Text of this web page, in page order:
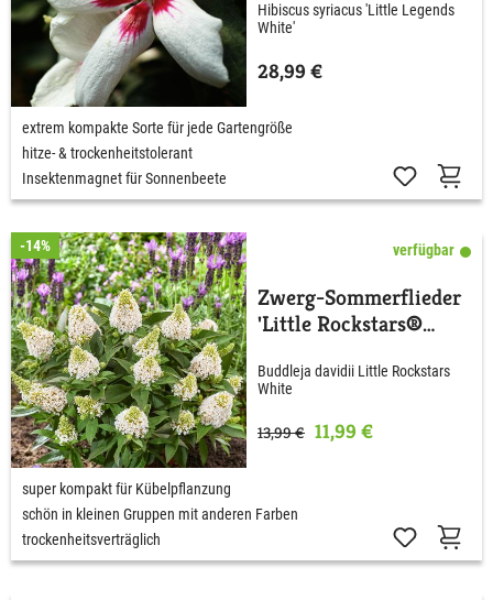
Hibiscus syriacus 'Little Legends
White'
28,99 €
extrem kompakte Sorte für jede Gartengröße
hitze- & trockenheitstolerant
Insektenmagnet für Sonnenbeete
-14% verfügbar
Zwerg-Sommerflieder
'Little Rockstars®
Buddleja davidii Little Rockstars
White
13,99 € 11,99 €
super kompakt für Kübelpflanzung
schön in kleinen Gruppen mit anderen Farben
trockenheitsverträglich